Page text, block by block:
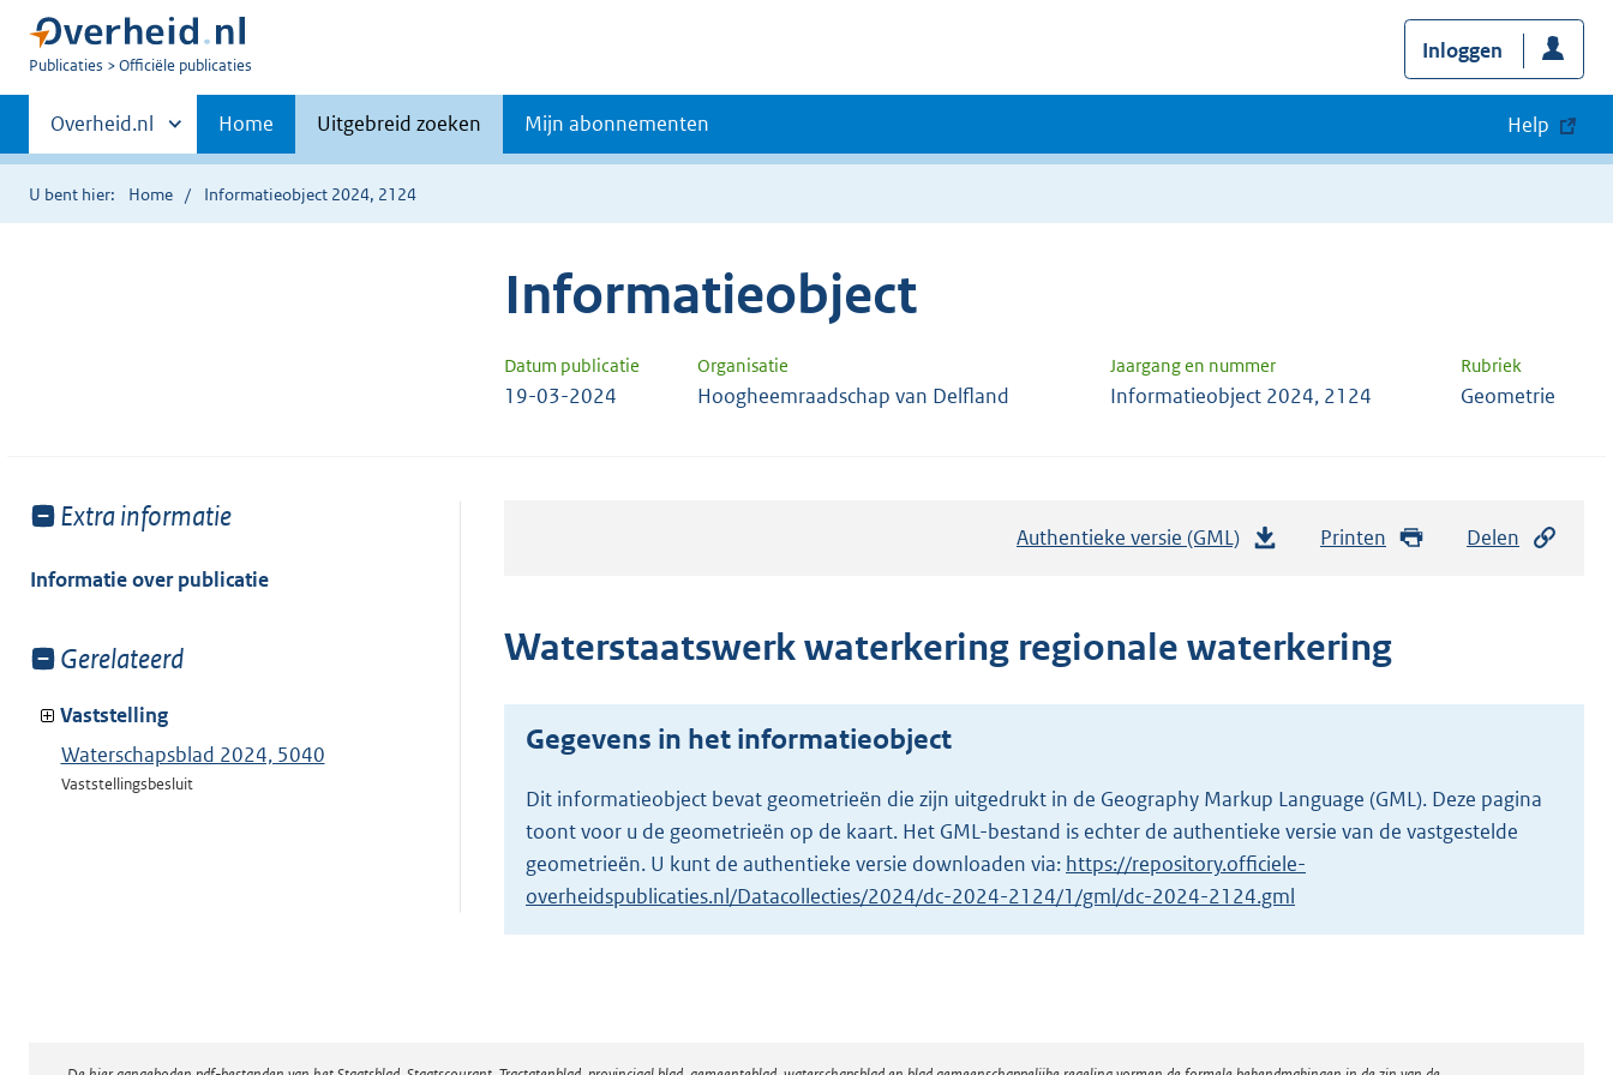
U
Publicaties Officiële publicaties
Inloggen
Primaire
navigatie
Andere
sites
binnen
Overheid.nl Home Uitgebreid zoeken Mijn abonnementen Help
U bent hier: Home Informatieobject 2024, 2124
Informatieobject
Datum publicatie Organisatie Jaargang en nummer Rubriek
19-03-2024 Hoogheemraadschap van Delfland Informatieobject 2024, 2124 Geometrie
Toon
van:
Extra informatie
Informatie over publicatie
Toon
van:
Gerelateerd
Vaststelling
Waterschapsblad 2024, 5040
Vaststellingsbesluit
Authentieke versie (GML)
t
a
n
g
r
o
o
Printen Delen
Waterstaatswerk waterkering regionale waterkering
Gegevens in het informatieobject
Dit informatieobject bevat geometrieën die zijn uitgedrukt in de Geography Markup Language (GML). Deze pagina
toont voor u de geometrieën op de kaart. Het GML-bestand is echter de authentieke versie van de vastgestelde
geometrieën. U kunt de authentieke versie downloaden via: https://repository.officiele-
overheidspublicaties.nl/Datacollecties/2024/dc-2024-2124/1/gml/dc-2024-2124.gml